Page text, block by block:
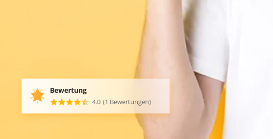
Bewertung
4.0 (1 Bewertungen)